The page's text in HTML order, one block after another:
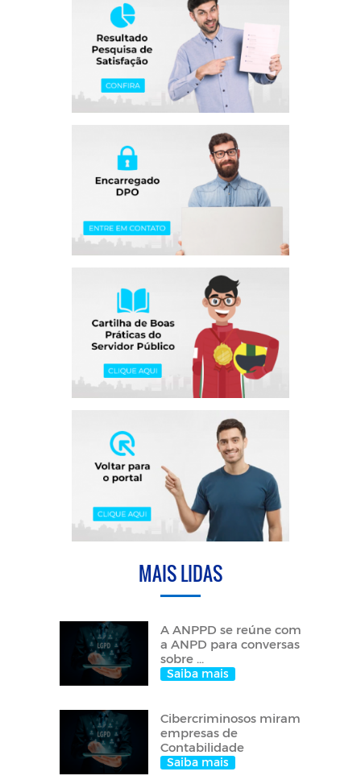
MAIS LIDAS
A ANPPD se reúne com
a ANPD para conversas
sobre ...
Saiba mais
Cibercriminosos miram
empresas de
Contabilidade
Saiba mais